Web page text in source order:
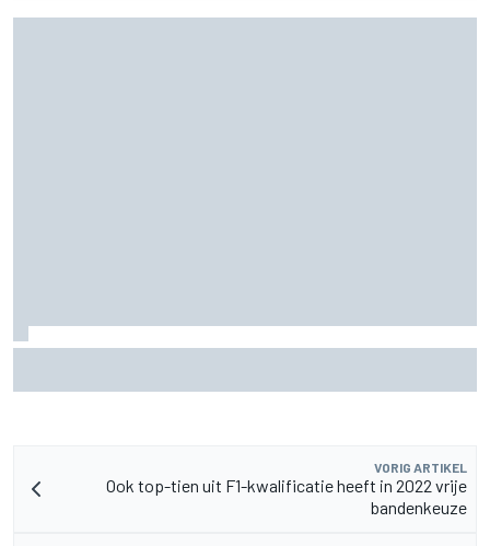
VORIG ARTIKEL
Ook top-tien uit F1-kwalificatie heeft in 2022 vrije
bandenkeuze